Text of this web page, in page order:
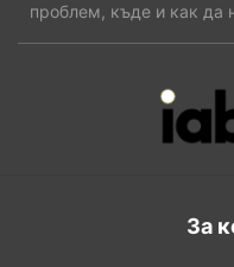
проблем, къде и как да
За